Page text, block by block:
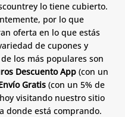
lo tiene cubierto.
por lo que
oferta en lo que estás
de cupones y
los más populares son
Descuento App (con un
Gratis (con un 5% de
visitando nuestro sitio
donde está comprando.